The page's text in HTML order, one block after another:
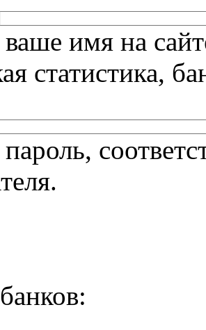
имя на
статистика,